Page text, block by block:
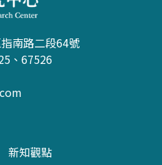
南路二段64號
、67526
新知觀點